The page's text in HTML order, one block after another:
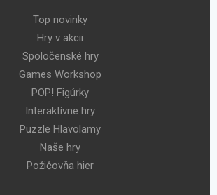
Top novinky
Hry v akcii
Spoločenské hry
Games Workshop
POP! Figúrky
Interaktívne hry
Puzzle Hlavolamy
Naše hry
Požičovňa hier